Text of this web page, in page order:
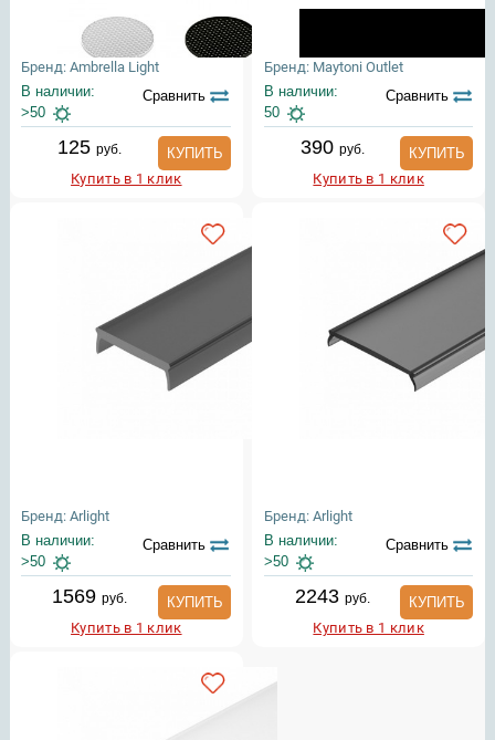
Бренд: Ambrella Light
В наличии:
>50
Сравнить
125руб.
КУПИТЬ
Купить в 1 клик
Бренд: Maytoni Outlet
В наличии:
50
Сравнить
390 руб.
КУПИТЬ
Купить в 1 клик
Бренд: Arlight
В наличии:
>50
Сравнить
1569руб.
КУПИТЬ
Купить в 1 клик
Бренд: Arlight
В наличии:
>50
Сравнить
2243 руб.
КУПИТЬ
Купить в 1 клик